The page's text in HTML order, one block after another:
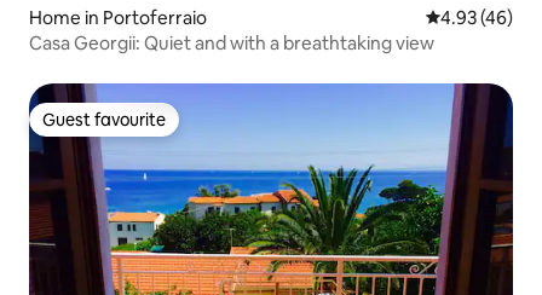
Home in Portoferraio 4.93 out of 5
4.93 (46)
Casa Georgii: Quiet and with a breathtaking view
Guest favourite
Guest favourite